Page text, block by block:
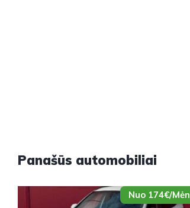
Panašūs automobiliai
Nuo 174€/Mėn